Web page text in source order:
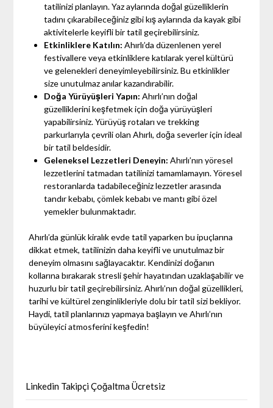
tatilinizi planlayın. Yaz aylarında doğal güzelliklerin
tadını çıkarabileceğiniz gibi kış aylarında da kayak gibi
aktivitelerle keyifli bir tatil geçirebilirsiniz.
Etkinliklere Katılın: Ahırlı’da düzenlenen yerel
festivallere veya etkinliklere katılarak yerel kültürü
ve gelenekleri deneyimleyebilirsiniz. Bu etkinlikler
size unutulmaz anılar kazandırabilir.
Doğa Yürüyüşleri Yapın: Ahırlı’nın doğal
güzelliklerini keşfetmek için doğa yürüyüşleri
yapabilirsiniz. Yürüyüş rotaları ve trekking
parkurlarıyla çevrili olan Ahırlı, doğa severler için ideal
bir tatil beldesidir.
Geleneksel Lezzetleri Deneyin: Ahırlı’nın yöresel
lezzetlerini tatmadan tatilinizi tamamlamayın. Yöresel
restoranlarda tadabileceğiniz lezzetler arasında
tandır kebabı, çömlek kebabı ve mantı gibi özel
yemekler bulunmaktadır.
Ahırlı’da günlük kiralık evde tatil yaparken bu ipuçlarına
dikkat etmek, tatilinizin daha keyifli ve unutulmaz bir
deneyim olmasını sağlayacaktır. Kendinizi doğanın
kollarına bırakarak stresli şehir hayatından uzaklaşabilir ve
huzurlu bir tatil geçirebilirsiniz. Ahırlı’nın doğal güzellikleri,
tarihi ve kültürel zenginlikleriyle dolu bir tatil sizi bekliyor.
Haydi, tatil planlarınızı yapmaya başlayın ve Ahırlı’nın
büyüleyici atmosferini keşfedin!
Linkedin Takipçi Çoğaltma Ücretsiz